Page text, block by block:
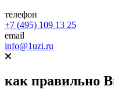
телефон
+7 (495) 109 13 25
email
info@1uzi.ru
как правильно